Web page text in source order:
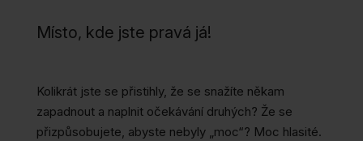
Místo, kde jste pravá já!
Kolikrát jste se přistihly, že se snažíte někam
zapadnout a naplnit očekávání druhých? Že se
přizpůsobujete, abyste nebyly „moc“? Moc hlasité.